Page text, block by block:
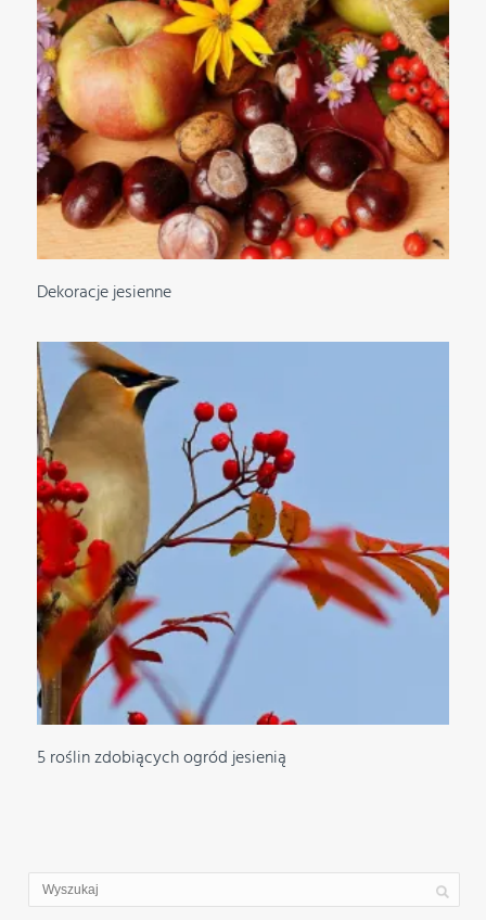
Dekoracje jesienne
5 roślin zdobiących ogród jesienią